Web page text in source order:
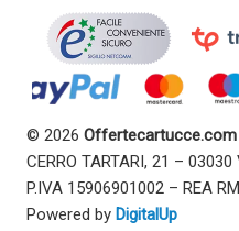
© 2026 Offertecartucce.com
CERRO TARTARI, 21 –
P.IVA 15906901002 – REA
Powered by DigitalUp